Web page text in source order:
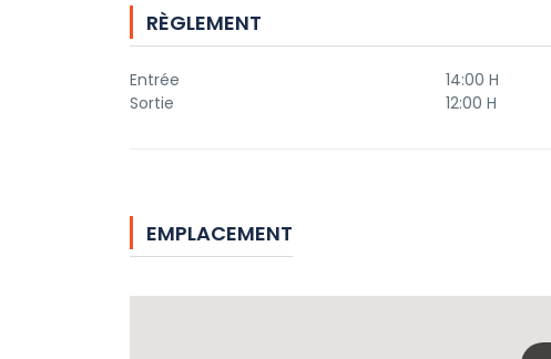
RÈGLEMENT
Entrée
14:00 H
Sortie
12:00 H
EMPLACEMENT